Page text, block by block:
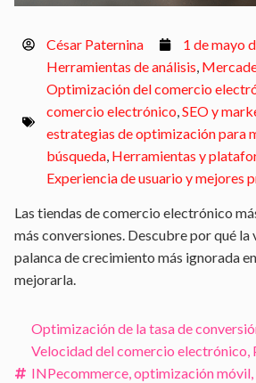
César Paternina
1 de mayo
Herramientas de análisis,
Optimización del comercio
comercio electrónico,SEO y
estrategias de optimización para
búsqueda, Herramientas y
Experiencia de usuario y mejores
Las tiendas de comercio electrónico
más conversiones. Descubre por qué la
palanca de crecimiento más ignorada
mejorarla.
Optimización de la tasa de
Velocidad del comercio electrónico,
INPecommerce,optimización móvil,